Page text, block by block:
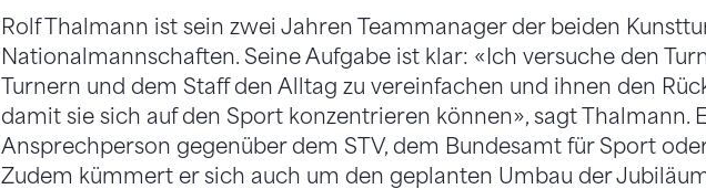
Rolf Thalmann ist sein zwei Jahren Teammanager der beiden
Nationalmannschaften. Seine Aufgabe ist klar: «Ich versuche den
Turnern und dem Staff den Alltag zu vereinfachen und ihnen den
damit sie sich auf den Sport konzentrieren können», sagt Thalmann.
Ansprechperson gegenüber dem STV, dem Bundesamt für Sport
Zudem kümmert er sich auch um den geplanten Umbau der